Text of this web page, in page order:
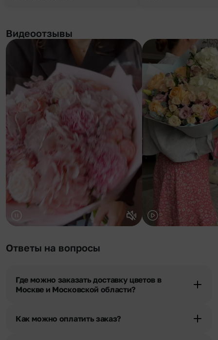
Видеоотзывы
Ответы на вопросы
Где можно заказать доставку цветов в
Москве и Московской области?
Как можно оплатить заказ?